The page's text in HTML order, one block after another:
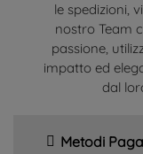
le spedizioni,
nostro Team
passione,
impatto ed
dal
Metodi